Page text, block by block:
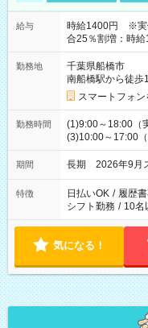
給与
時給1400円 ※実
合25％割増：時給
勤務地
千葉県船橋市
南船橋駅から徒歩
スマートフォ
勤務時間
(1)9:00～18:00（
(3)10:00～17:00
期間 長期 2026年9月
特徴 日払いOK / 履歴
シフト勤務 / 10名
気になる！